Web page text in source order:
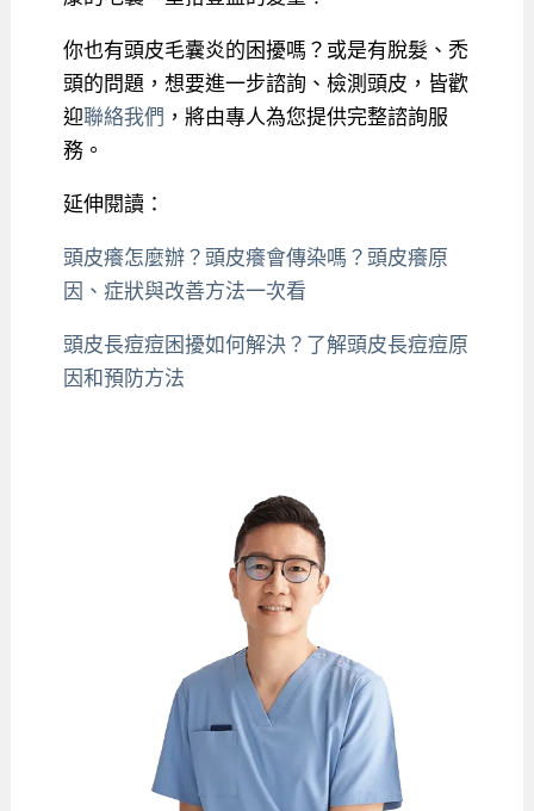
你也有頭皮毛囊炎的困擾嗎？或是有脫髮、禿
頭的問題，想要進一步諮詢、檢測頭皮，皆歡
迎聯絡我們 ，將由專人為您提供完整諮詢服
務。
延伸閱讀：
頭皮癢怎麼辦？頭皮癢會傳染嗎？頭皮癢原
因、症狀與改善方法一次看
頭皮長痘痘困擾如何解決？了解頭皮長痘痘原
因和預防方法